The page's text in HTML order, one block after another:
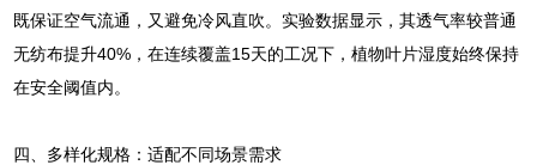
既保证空气流通，又避免冷风直吹。实验数据显示，其透气率较普通
无纺布提升40%，在连续覆盖15天的工况下，植物叶片湿度始终保持
在安全阈值内。
四、多样化规格：适配不同场景需求